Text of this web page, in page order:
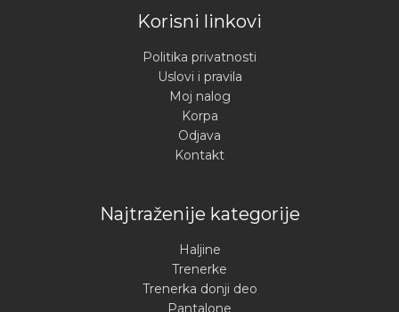
Korisni linkovi
Politika privatnosti
Uslovi i pravila
Moj nalog
Korpa
Odjava
Kontakt
Najtraženije kategorije
Haljine
Trenerke
Trenerka donji deo
Pantalone